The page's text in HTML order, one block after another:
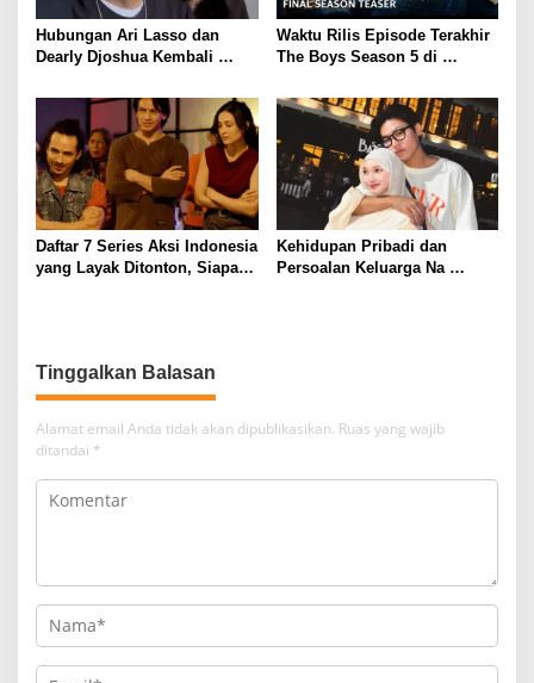
Hubungan Ari Lasso dan
Dearly Djoshua Kembali
Keponakan
Waktu Rilis Episode Terakhir
The Boys Season 5 di
Daftar 7 Series Aksi Indonesia
yang Layak Ditonton, Siapa
Kehidupan Pribadi dan
Persoalan Keluarga Na
Alamat email Anda tidak akan dipublikasikan. Ruas yang wajib
ditandai *